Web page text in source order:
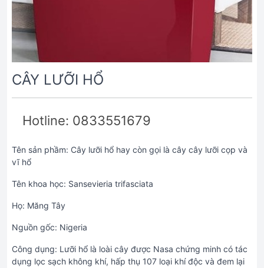
CÂY LƯỠI HỔ
Hotline: 0833551679
Tên sản phầm: Cây lưỡi hổ hay còn gọi là cây cây lưỡi cọp và
vĩ hổ
Tên khoa học: Sansevieria trifasciata
Họ: Măng Tây
Nguồn gốc: Nigeria
Công dụng: Lưỡi hổ là loài cây được Nasa chứng minh có tác
dụng lọc sạch không khí, hấp thụ 107 loại khí độc và đem lại